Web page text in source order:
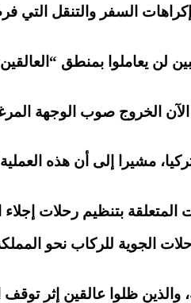
لن يعاملوا بمنطق
الخروج صوب الوجهة
مشيرا إلى أن هذه
بتنظيم رحلات إجلاء
بصفة استثنائية ، بالرحلات الجوية للركاب
والذين ظلوا عالقين إثر